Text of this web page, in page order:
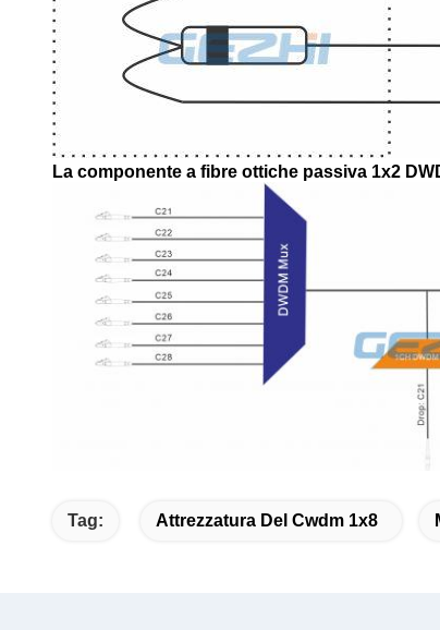
La componente a fibre ottiche passiva 1x2
Tag: Attrezzatura Del Cwdm 1x8